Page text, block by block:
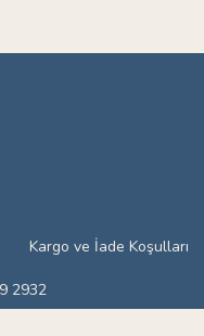
Kargo ve İade Koşulları
2932